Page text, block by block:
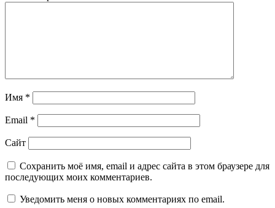
Имя *
Email *
Сайт
Сохранить моё имя, email и адрес сайта в этом браузере для
последующих моих комментариев.
Уведомить меня о новых комментариях по email.